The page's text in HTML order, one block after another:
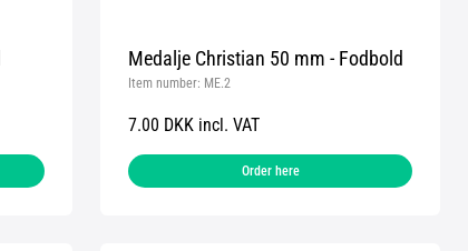
Medalje Christian 50 mm - Fodbold
Item number: ME.2
7.00 DKK incl. VAT
Order here